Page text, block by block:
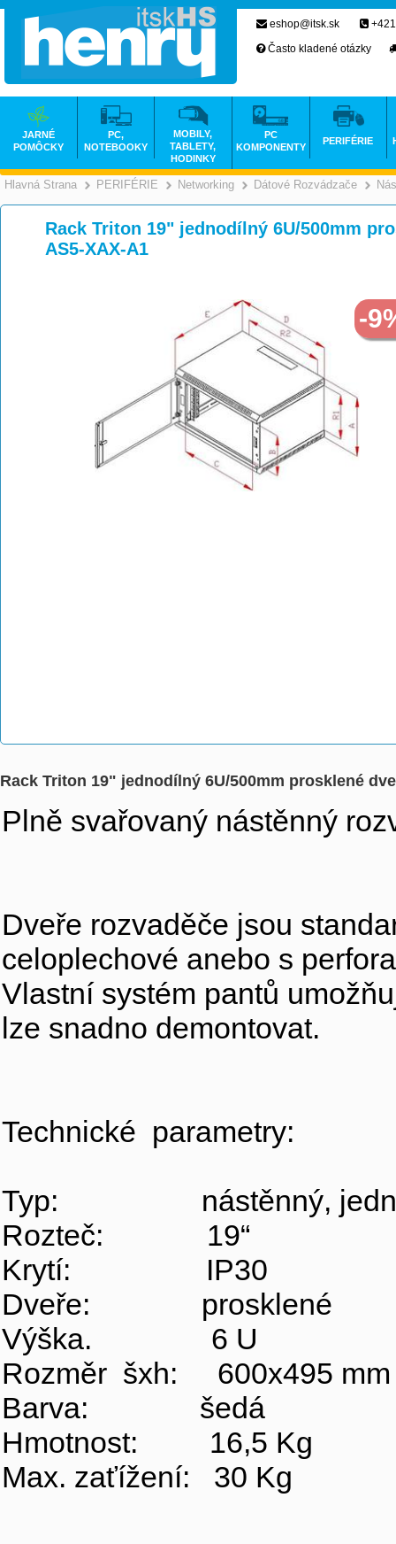
Hlavná Strana >
PERIFÉRIE >
Networking >
Dátové Rozvádzače
Rack Triton 19" jednodílný 6U/500mm
AS5-XAX-A1
-
Rack Triton 19" jednodílný 6U/500mm prosklené
Plně svařovaný nástěnný
Dveře rozvaděče jsou
celoplechové anebo s
Vlastní systém pantů
lze snadno demontovat.
Technické parametry:
Typ: nástěnný,
Rozteč: 19“
Krytí: IP30
Dveře: prosklené
Výška. 6 U
Rozměr šxh: 600x495 mm
Barva: šedá
Hmotnost: 16,5 Kg
Max. zaťížení: 30 Kg
eshop@itsk.sk
Často kladené otázky
JARNÉ
POMÔCKY
PC,
NOTEBOOKY
MOBILY,
TABLETY,
HODINKY
PC
KOMPONENTY
PERIFÉRIE